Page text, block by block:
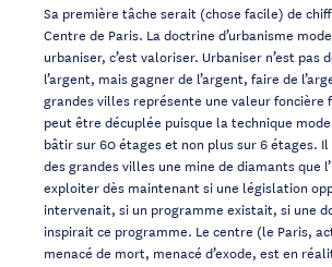
Sa première tâche serait (chose facile) de
Centre de Paris. La doctrine d’urbanisme
urbaniser, c’est valoriser. Urbaniser n’est pas
l’argent, mais gagner de l’argent, faire de
grandes villes représente une valeur foncière
peut être décuplée puisque la technique
bâtir sur 60 étages et non plus sur 6 étages. Il
des grandes villes une mine de diamants que
exploiter dès maintenant si une législation
intervenait, si un programme existait, si une
inspirait ce programme. Le centre (le Paris,
menacé de mort, menacé d’exode, est en